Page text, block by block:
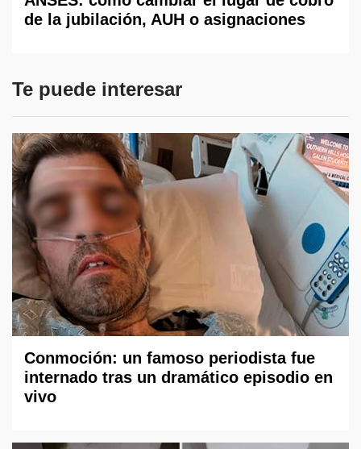
de la jubilación, AUH o asignaciones
Te puede interesar
Conmoción: un famoso periodista fue
internado tras un dramático episodio en
vivo